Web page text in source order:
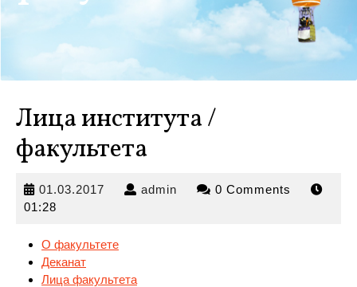
Лица института /
факультета
01.03.2017 01.03.2017
admin admin 0 Comments
01:28
О факультете
Деканат
Лица факультета